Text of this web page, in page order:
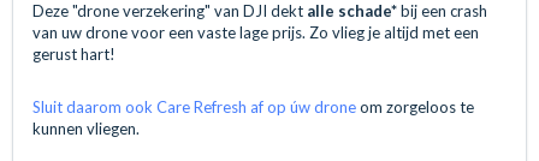
Deze "drone verzekering" van DJI dekt alle schade*bij een crash
van uw drone voor een vaste lage prijs. Zo vlieg je altijd met een
gerust hart!
Sluit daarom ook Care Refresh af op úw droneom zorgeloos te
kunnen vliegen.